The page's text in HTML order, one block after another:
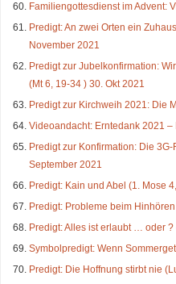
Familiengottesdienst im Advent:
Predigt: An zwei Orten ein
November 2021
Predigt zur Jubelkonfirmation:
(Mt 6, 19-34 ) 30. Okt 2021
Predigt zur Kirchweih 2021: Die
Videoandacht: Erntedank 2021
Predigt zur Konfirmation: Die
September 2021
Predigt: Kain und Abel (1. Mose
Predigt: Probleme beim
Predigt: Alles ist erlaubt … oder ?
Symbolpredigt: Wenn
Predigt: Die Hoffnung stirbt nie